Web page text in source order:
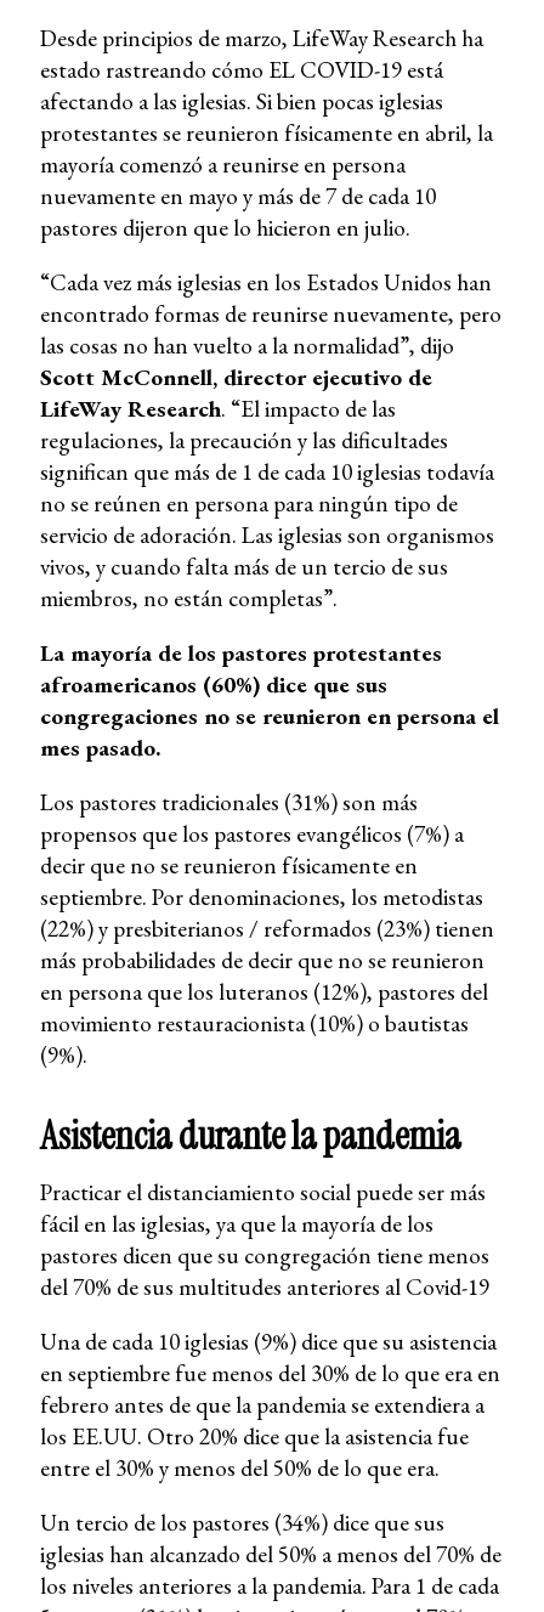
Desde principios de marzo, LifeWay Research ha
estado rastreando cómo EL COVID-19 está
afectando a las iglesias. Si bien pocas iglesias
protestantes se reunieron físicamente en abril, la
mayoría comenzó a reunirse en persona
nuevamente en mayo y más de 7 de cada 10
pastores dijeron que lo hicieron en julio.
“Cada vez más iglesias en los Estados Unidos han
encontrado formas de reunirse nuevamente, pero
las cosas no han vuelto a la normalidad”, dijo
Scott McConnell, director ejecutivo de
LifeWay Research. “El impacto de las
regulaciones, la precaución y las dificultades
significan que más de 1 de cada 10 iglesias todavía
no se reúnen en persona para ningún tipo de
servicio de adoración. Las iglesias son organismos
vivos, y cuando falta más de un tercio de sus
miembros, no están completas”.
La mayoría de los pastores protestantes
afroamericanos (60%) dice que sus
congregaciones no se reunieron en persona el
mes pasado.
Los pastores tradicionales (31%) son más
propensos que los pastores evangélicos (7%) a
decir que no se reunieron físicamente en
septiembre. Por denominaciones, los metodistas
(22%) y presbiterianos / reformados (23%) tienen
más probabilidades de decir que no se reunieron
en persona que los luteranos (12%), pastores del
movimiento restauracionista (10%) o bautistas
(9%).
Asistencia durante la pandemia
Practicar el distanciamiento social puede ser más
fácil en las iglesias, ya que la mayoría de los
pastores dicen que su congregación tiene menos
del 70% de sus multitudes anteriores al Covid-19
Una de cada 10 iglesias (9%) dice que su asistencia
en septiembre fue menos del 30% de lo que era en
febrero antes de que la pandemia se extendiera a
los EE.UU. Otro 20% dice que la asistencia fue
entre el 30% y menos del 50% de lo que era.
Un tercio de los pastores (34%) dice que sus
iglesias han alcanzado del 50% a menos del 70% de
los niveles anteriores a la pandemia. Para 1 de cada